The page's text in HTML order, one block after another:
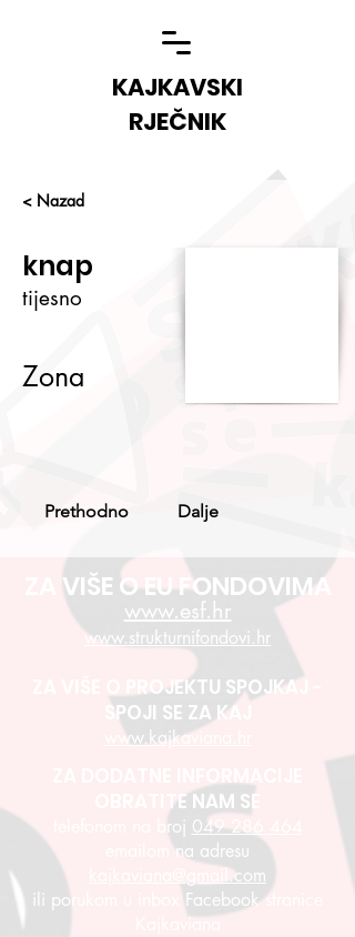
KAJKAVSKI
RJEČNIK
< Nazad
knap
tijesno
Zona
Prethodno Dalje
ZA VIŠE O EU FONDOVIMA
www.esf.hr
www.strukturnifondovi.hr
ZA VIŠE O PROJEKTU SPOJKAJ -
SPOJI SE ZA KAJ
www.kajkaviana.hr
ZA DODATNE INFORMACIJE
OBRATITE NAM SE
telefonom na broj 049 286 464
emailom na adresu
kajkaviana@gmail.com
ili porukom u inbox Facebook stranice
Kajkaviana